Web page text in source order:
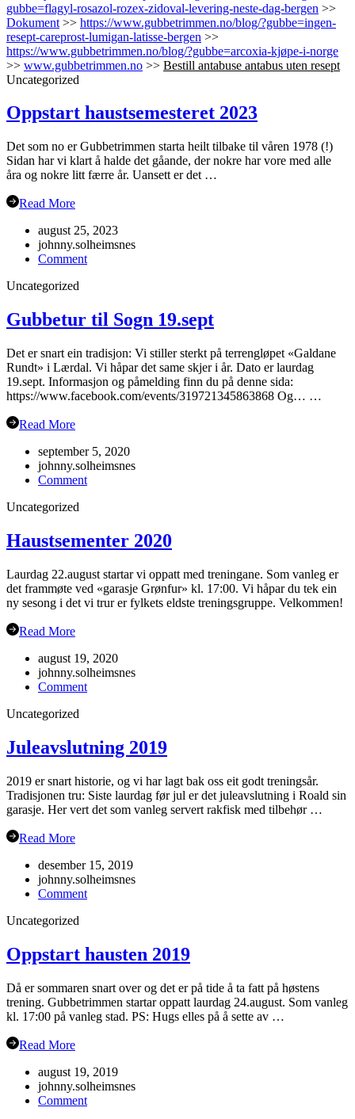
gubbe=flagyl-rosazol-rozex-zidoval-levering-neste-dag-bergen >>
Dokument >> https://www.gubbetrimmen.no/blog/?gubbe=ingen-
resept-careprost-lumigan-latisse-bergen >>
https://www.gubbetrimmen.no/blog/?gubbe=arcoxia-kjøpe-i-norge
>> www.gubbetrimmen.no >> Bestill antabuse antabus uten resept
Uncategorized
Oppstart haustsemesteret 2023
Det som no er Gubbetrimmen starta heilt tilbake til våren 1978 (!)
Sidan har vi klart å halde det gåande, der nokre har vore med alle
åra og nokre litt færre år. Uansett er det …
Read More
august 25, 2023
johnny.solheimsnes
Commenton
Uncategorized
Gubbetur til Sogn 19.sept
Det er snart ein tradisjon: Vi stiller sterkt på terrengløpet «Galdane
Rundt» i Lærdal. Vi håpar det same skjer i år. Dato er laurdag
19.sept. Informasjon og påmelding finn du på denne sida:
https://www.facebook.com/events/319721345863868 Og… …
Read More
september 5, 2020
johnny.solheimsnes
Commenton
19.sept
Uncategorized
Haustsementer 2020
Laurdag 22.august startar vi oppatt med treningane. Som vanleg er
det frammøte ved «garasje Grønfur» kl. 17:00. Vi håpar du tek ein
ny sesong i det vi trur er fylkets eldste treningsgruppe. Velkommen!
Read More
august 19, 2020
johnny.solheimsnes
Commenton
Uncategorized
Juleavslutning 2019
2019 er snart historie, og vi har lagt bak oss eit godt treningsår.
Tradisjonen tru: Siste laurdag før jul er det juleavslutning i Roald sin
garasje. Her vert det som vanleg servert rakfisk med tilbehør …
Read More
desember 15, 2019
johnny.solheimsnes
Commenton
Uncategorized
Oppstart hausten 2019
Då er sommaren snart over og det er på tide å ta fatt på høstens
trening. Gubbetrimmen startar oppatt laurdag 24.august. Som vanleg
kl. 17:00 på vanleg stad. PS: Hugs elles på å sette av …
Read More
august 19, 2019
johnny.solheimsnes
Commenton